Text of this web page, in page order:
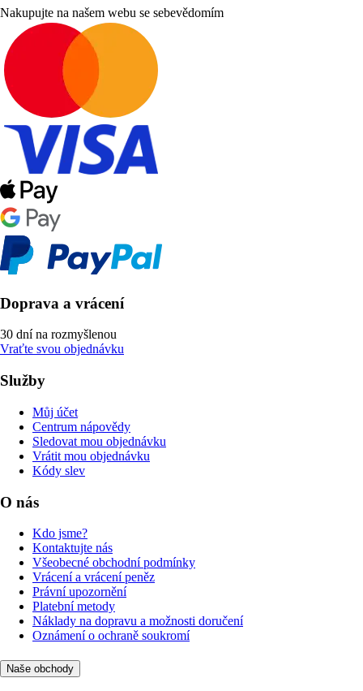
Nakupujte na našem webu se sebevědomím
Doprava a vrácení
30 dní na rozmyšlenou
Vraťte svou objednávku
Služby
Můj účet
Centrum nápovědy
Sledovat mou objednávku
Vrátit mou objednávku
Kódy slev
O nás
Kdo jsme?
Kontaktujte nás
Všeobecné obchodní podmínky
Vrácení a vrácení peněz
Právní upozornění
Platební metody
Náklady na dopravu a možnosti doručení
Oznámení o ochraně soukromí
Naše obchody